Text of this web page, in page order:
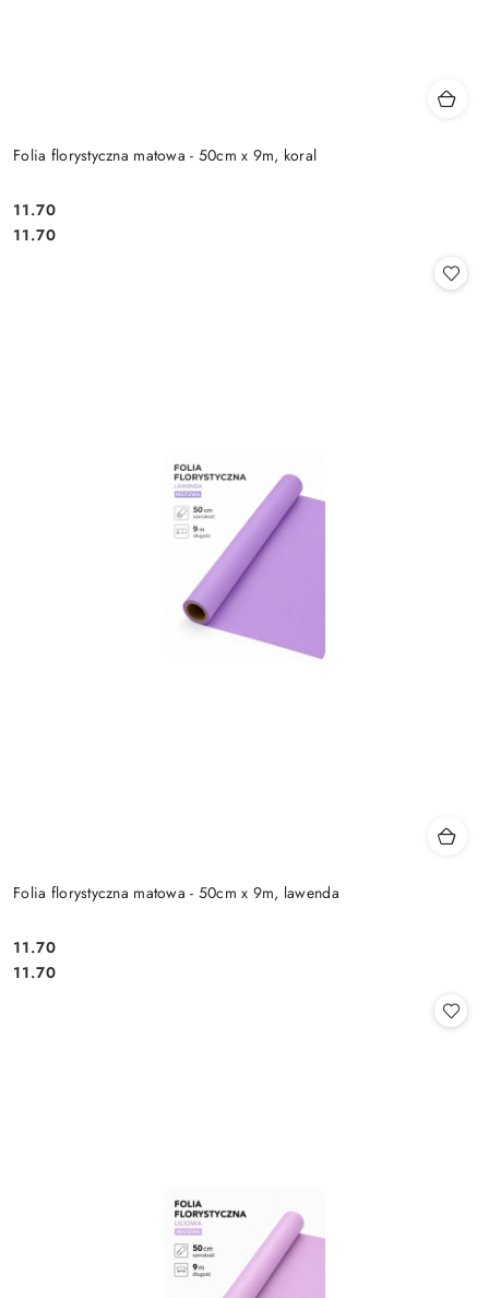
Folia florystyczna matowa - 50cm x 9m, koral
Cena:
11.70
Cena:
11.70
Folia florystyczna matowa - 50cm x 9m, lawenda
Cena:
11.70
Cena:
11.70